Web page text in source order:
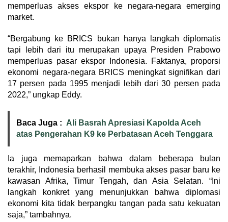
memperluas akses ekspor ke negara-negara emerging
market.
“Bergabung ke BRICS bukan hanya langkah diplomatis
tapi lebih dari itu merupakan upaya Presiden Prabowo
memperluas pasar ekspor Indonesia. Faktanya, proporsi
ekonomi negara-negara BRICS meningkat signifikan dari
17 persen pada 1995 menjadi lebih dari 30 persen pada
2022,” ungkap Eddy.
Baca Juga : Ali Basrah Apresiasi Kapolda Aceh
atas Pengerahan K9 ke Perbatasan Aceh Tenggara
Ia juga memaparkan bahwa dalam beberapa bulan
terakhir, Indonesia berhasil membuka akses pasar baru ke
kawasan Afrika, Timur Tengah, dan Asia Selatan. “Ini
langkah konkret yang menunjukkan bahwa diplomasi
ekonomi kita tidak berpangku tangan pada satu kekuatan
saja,” tambahnya.